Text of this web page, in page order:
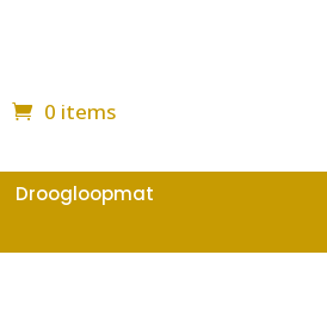
0 items
Droogloopmat